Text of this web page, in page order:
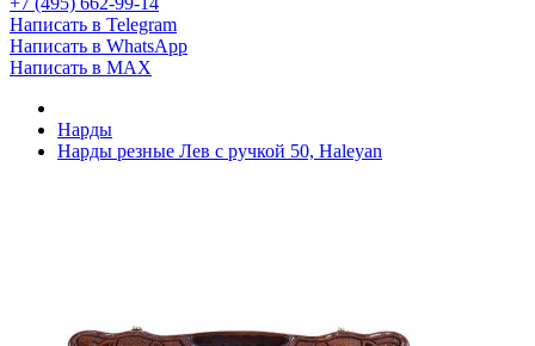
Написать в Telegram
Написать в WhatsApp
Написать в MAX
Нарды
Нарды резные Лев с ручкой 50, Haleyan